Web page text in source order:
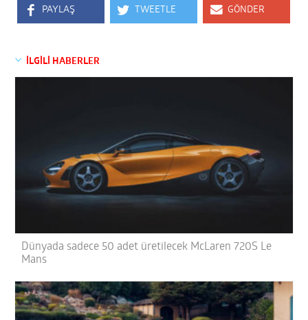
PAYLAŞ TWEETLE GÖNDER
İLGİLİ HABERLER
Dünyada sadece 50 adet üretilecek McLaren 720S Le
Mans